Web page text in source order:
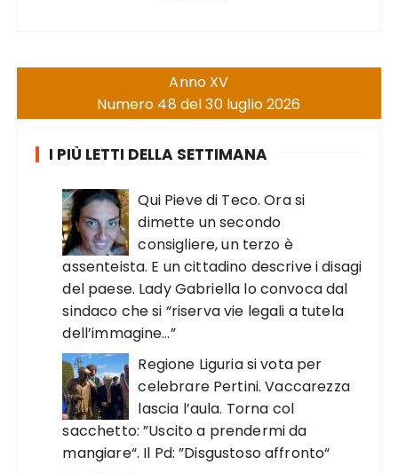
Anno XV
Numero 48 del 30 luglio 2026
I PIÙ LETTI DELLA SETTIMANA
Qui Pieve di Teco. Ora si
dimette un secondo
consigliere, un terzo è
assenteista. E un cittadino descrive i disagi
del paese. Lady Gabriella lo convoca dal
sindaco che si “riserva vie legali a tutela
dell’immagine…”
Regione Liguria si vota per
celebrare Pertini. Vaccarezza
lascia l’aula. Torna col
sacchetto: ”Uscito a prendermi da
mangiare“. Il Pd: ”Disgustoso affronto“